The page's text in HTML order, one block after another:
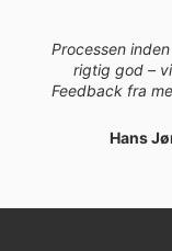
Processen
rigtig god –
Feedback fra
Hans